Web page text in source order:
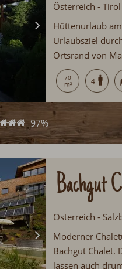
Österreich -
Hüttenurlaub
Urlaubsziel
Ortsrand von
Gemütliche
70 4
97%
Bachgut
Österreich -
Moderner
Bachgut Chalet.
lassen auch